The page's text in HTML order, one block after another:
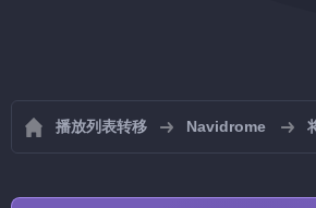
播放列表转移 Navidrome